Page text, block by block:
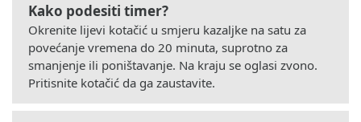
Kako podesiti timer?
Okrenite lijevi kotačić u smjeru kazaljke na satu za
povećanje vremena do 20 minuta, suprotno za
smanjenje ili poništavanje. Na kraju se oglasi zvono.
Pritisnite kotačić da ga zaustavite.